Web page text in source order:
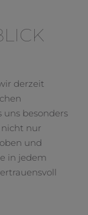
derzeit
uns besonders
nicht nur
und
in jedem